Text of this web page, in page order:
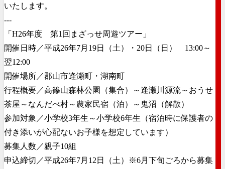
いたします。
---
「H26年度 第1回まざっせ周遊ツアー」
開催日時／平成26年7月19日（土）・20日（日） 13:00～
翌12:00
開催場所／郡山市逢瀬町・湖南町
行程概要／高篠山森林公園（集合）～逢瀬川源流～おうせ
茶屋～なんだべ村～農家民宿（泊）～鬼沼（解散）
参加対象／小学校3年生～小学校6年生（宿泊時に保護者の
付き添いが心配ないお子様を想定しています）
募集人数／親子10組
申込締切／平成26年7月12日（土）※6月下旬ごろから募集